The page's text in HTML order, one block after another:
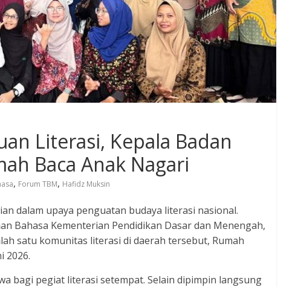
Literasi, Kepala Badan
Baca Anak Nagari
, Forum TBM, Hafidz Muksin
dalam upaya penguatan budaya literasi nasional.
Bahasa Kementerian Pendidikan Dasar dan Menengah,
satu komunitas literasi di daerah tersebut, Rumah
2026.
bagi pegiat literasi setempat. Selain dipimpin langsung